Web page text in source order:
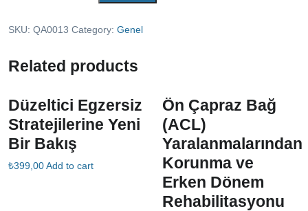
quantity
SKU: QA0013 Category: Genel
Related products
Düzeltici Egzersiz
Stratejilerine Yeni
Bir Bakış
₺399,00Add to cart
Ön Çapraz Bağ
(ACL)
Yaralanmalarından
Korunma ve
Erken Dönem
Rehabilitasyonu